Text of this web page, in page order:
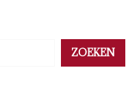
ZOEKEN